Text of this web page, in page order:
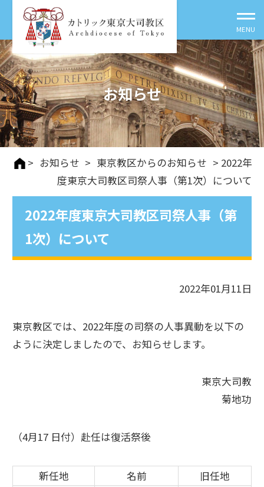
お知らせ
> お知らせ > 東京教区からのお知らせ > 2022年
度東京大司教区司祭人事（第1次）について
2022年度東京大司教区司祭人事（第
1次）について
2022年01月11日
東京教区では、2022年度の司祭の人事異動を以下の
ように決定しましたので、お知らせします。
東京大司教
菊地功
（4月17 日付）赴任は復活祭後
新任地 名前
旧任地